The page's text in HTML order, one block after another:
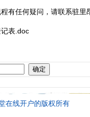
有任何疑问，请联系驻里
表 .doc
在线开户的版权所有